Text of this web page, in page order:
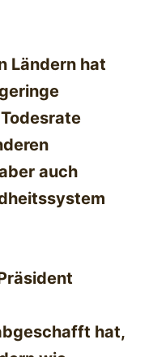
Ländern hat
auch
hat,